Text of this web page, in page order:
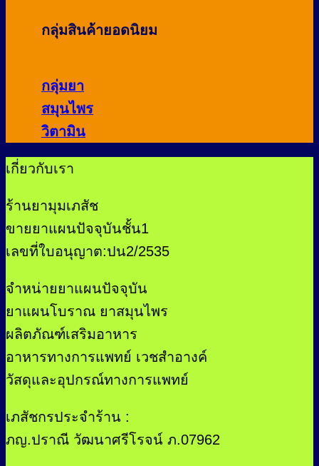
กลุ่มสินค้ายอดนิยม
กลุ่มยา
สมุนไพร
วิตามิน
เกี่ยวกับเรา
ร้านยามุมเภสัช
ขายยาแผนปัจจุบันชั้น1
เลขที่ใบอนุญาต:ปน2/2535
จำหน่ายยาแผนปัจจุบัน
ยาแผนโบราณ ยาสมุนไพร
ผลิตภัณฑ์เสริมอาหาร
อาหารทางการแพทย์ เวชสำอางค์
วัสดุและอุปกรณ์ทางการแพทย์
เภสัชกรประจำร้าน :
ภญ.ปราณี วัฒนาศรีโรจน์ ภ.07962